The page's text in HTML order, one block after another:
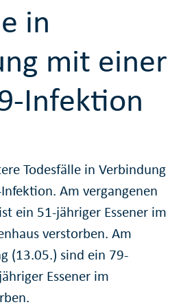
in
mit einer
Infektion
Todesfälle in Verbindung
Am vergangenen
ein 51-jähriger Essener im
verstorben. Am
(13.05.) sind ein 79-
Essener im